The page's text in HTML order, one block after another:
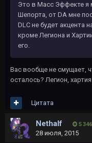
Это в Масс Эффекте я
Шепорта, от DA мне
DLC не будет акцента
кроме Легиона и
его.
Вас вообще не смущает,
осталось? Легион,
Цитата
Nethalf 5 346
28 июля, 2015